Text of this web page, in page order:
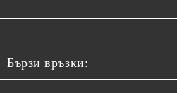
Бързи връзки: